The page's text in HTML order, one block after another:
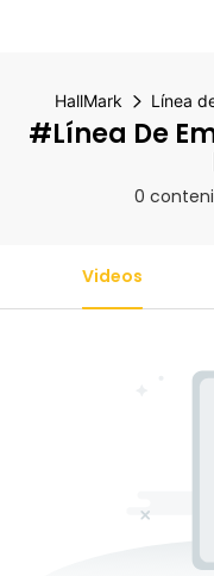
HallMark Línea
#Línea De
0
Videos